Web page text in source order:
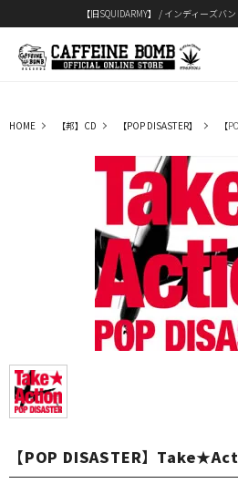
【旧SQUIDARMY】 / インディーズバ
HOME 【邦】CD 【POP DISASTER】 【
【POP DISASTER】